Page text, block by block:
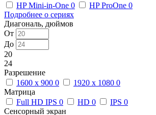
HP Mini-in-One 0 HP ProOne 0
Подробнее о сериях
Диагональ, дюймов
От
До
20
24
Разрешение
1600 x 900 0 1920 x 1080 0
Матрица
Full HD IPS 0 HD 0 IPS 0
Сенсорный экран